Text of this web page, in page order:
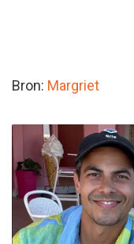
Bron: Margriet